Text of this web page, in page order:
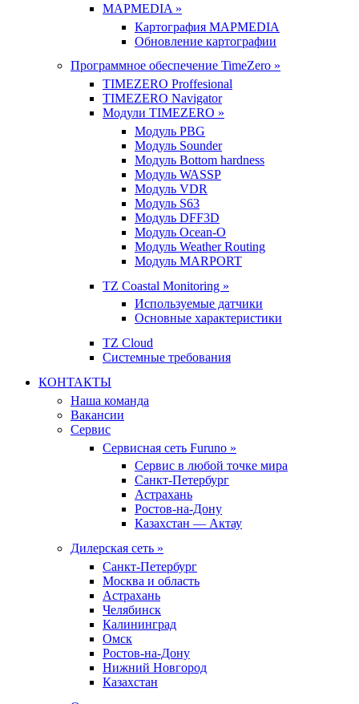
MAPMEDIA »
Картография MAPMEDIA
Обновление картографии
Программное обеспечение TimeZero »
TIMEZERO Proffesional
TIMEZERO Navigator
Модули TIMEZERO »
Модуль PBG
Модуль Sounder
Модуль Bottom hardness
Модуль WASSP
Модуль VDR
Модуль S63
Модуль DFF3D
Модуль Ocean-O
Модуль Weather Routing
Модуль MARPORT
TZ Coastal Monitoring »
Используемые датчики
Основные характеристики
TZ Cloud
Системные требования
КОНТАКТЫ
Наша команда
Вакансии
Сервис
Сервисная сеть Furuno »
Сервис в любой точке мира
Санкт-Петербург
Астрахань
Ростов-на-Дону
Казахстан — Актау
Дилерская сеть »
Санкт-Петербург
Москва и область
Астрахань
Челябинск
Калининград
Омск
Ростов-на-Дону
Нижний Новгород
Казахстан